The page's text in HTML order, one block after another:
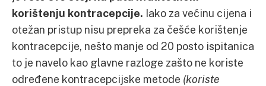
korištenju kontracepcije. Iako za većinu cijena i
otežan pristup nisu prepreka za češće korištenje
kontracepcije, nešto manje od 20 posto ispitanica
to je navelo kao glavne razloge zašto ne koriste
određene kontracepcijske metode (koriste